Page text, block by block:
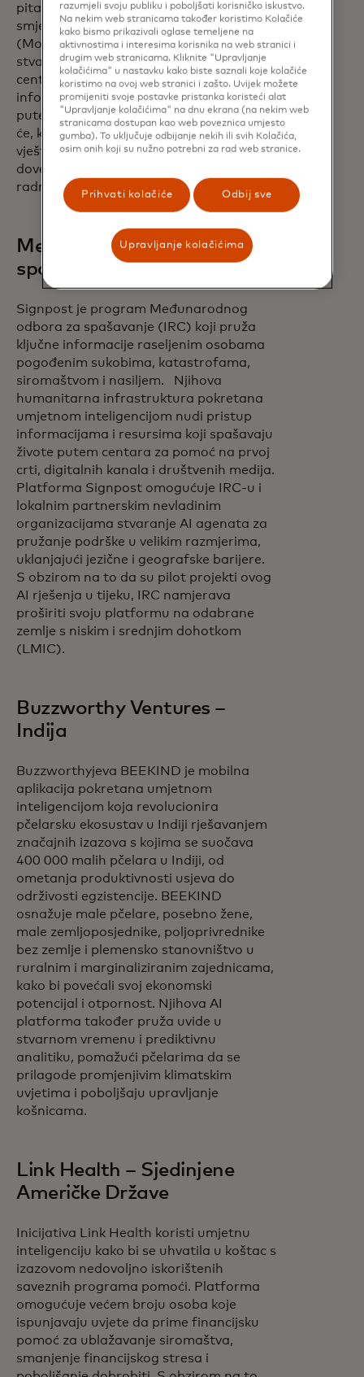
pitanja temeljenu na sveobuhvatnim
smjernicama Ministarstva zdravstva
(MoH) koja će pružati podršku u
stvarnom vremenu agentima pozivnog
centra koji će dalje prenositi ključne
informacije zdravstvenim radnicima
putem telefona. Agenti pozivnih centara
će, kao rezultat toga, naučiti nove
vještine umjetne inteligencije, što će
dovesti do učinkovitijih i djelotvornijih
radnih procesa i novih karijernih puteva.
Međunarodni odbor za
spašavanje – Globalno
Signpost je program Međunarodnog
odbora za spašavanje (IRC) koji pruža
ključne informacije raseljenim osobama
pogođenim sukobima, katastrofama,
siromaštvom i nasiljem. Njihova
humanitarna infrastruktura pokretana
umjetnom inteligencijom nudi pristup
informacijama i resursima koji spašavaju
živote putem centara za pomoć na prvoj
crti, digitalnih kanala i društvenih medija.
Platforma Signpost omogućuje IRC-u i
lokalnim partnerskim nevladinim
organizacijama stvaranje AI agenata za
pružanje podrške u velikim razmjerima,
uklanjajući jezične i geografske barijere.
S obzirom na to da su pilot projekti ovog
AI rješenja u tijeku, IRC namjerava
proširiti svoju platformu na odabrane
zemlje s niskim i srednjim dohotkom
(LMIC).
Buzzworthy Ventures –
Indija
Buzzworthyjeva BEEKIND je mobilna
aplikacija pokretana umjetnom
inteligencijom koja revolucionira
pčelarsku ekosustav u Indiji rješavanjem
značajnih izazova s kojima se suočava
400 000 malih pčelara u Indiji, od
ometanja produktivnosti usjeva do
održivosti egzistencije. BEEKIND
osnažuje male pčelare, posebno žene,
male zemljoposjednike, poljoprivrednike
bez zemlje i plemensko stanovništvo u
ruralnim i marginaliziranim zajednicama,
kako bi povećali svoj ekonomski
potencijal i otpornost. Njihova AI
platforma također pruža uvide u
stvarnom vremenu i prediktivnu
analitiku, pomažući pčelarima da se
prilagode promjenjivim klimatskim
uvjetima i poboljšaju upravljanje
košnicama.
Link Health – Sjedinjene
Američke Države
Inicijativa Link Health koristi umjetnu
inteligenciju kako bi se uhvatila u koštac s
izazovom nedovoljno iskorištenih
saveznih programa pomoći. Platforma
omogućuje većem broju osoba koje
ispunjavaju uvjete da prime financijsku
pomoć za ublažavanje siromaštva,
smanjenje financijskog stresa i
razumjeli svoju publiku i poboljšati korisničko iskustvo.
Na nekim web stranicama također koristimo Kolačiće
kako bismo prikazivali oglase temeljene na
aktivnostima i interesima korisnika na web stranici i
drugim web stranicama. Kliknite "Upravljanje
kolačićima" u nastavku kako biste saznali koje kolačiće
koristimo na ovoj web stranici i zašto. Uvijek možete
promijeniti svoje postavke pristanka koristeći alat
"Upravljanje kolačićima" na dnu ekrana (na nekim web
stranicama dostupan kao web poveznica umjesto
gumba). To uključuje odbijanje nekih ili svih Kolačića,
osim onih koji su nužno potrebni za rad web stranice.
Prihvati kolačiće Odbij sve
Upravljanje kolačićima